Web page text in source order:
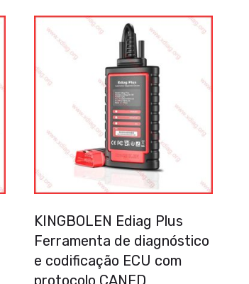
KINGBOLEN Ediag Plus
Ferramenta de diagnóstico
e codificação ECU com